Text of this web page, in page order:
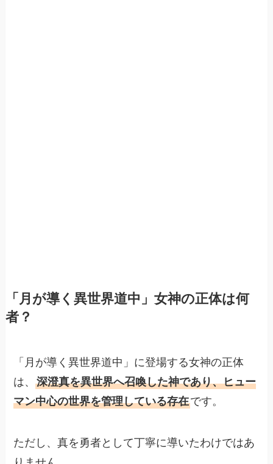
「月が導く異世界道中」女神の正体は何
者？
「月が導く異世界道中」に登場する女神の正体
は、深澄真を異世界へ召喚した神であり、ヒュー
マン中心の世界を管理している存在です。
ただし、真を勇者として丁寧に導いたわけではあ